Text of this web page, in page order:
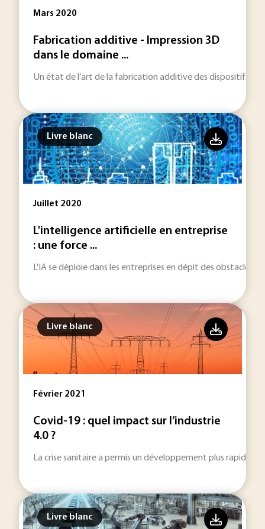
Mars 2020
Fabrication additive - Impression 3D
dans le domaine ...
Un état de l’art de la fabrication additive des dispositifs
Livre blanc
Juillet 2020
L'intelligence artificielle en entreprise
: une force ...
L'IA se déploie dans les entreprises en dépit des obstacles
Livre blanc
Février 2021
Covid-19 : quel impact sur l’industrie
4.0 ?
La crise sanitaire a permis un développement plus rapide de
Livre blanc